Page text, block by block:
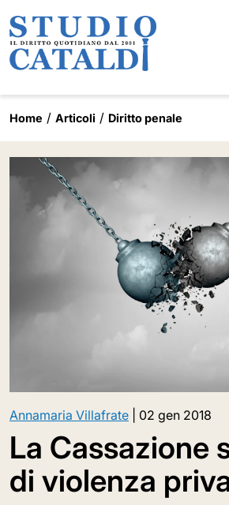
Home Articoli Diritto penale
Annamaria Villafrate 02 gen 2018
La Cassazione
di violenza